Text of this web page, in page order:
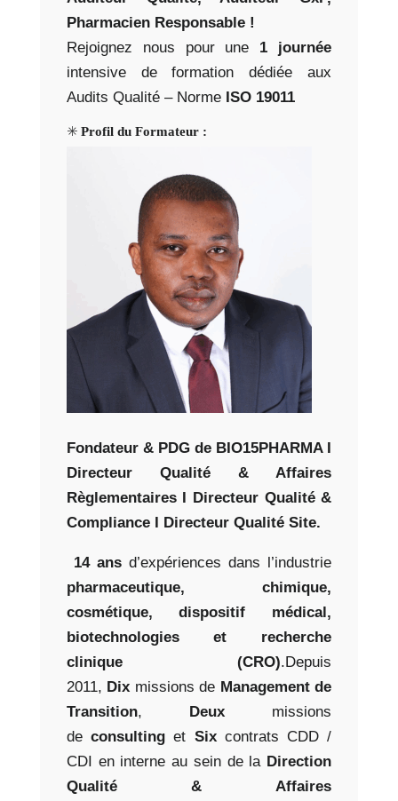
Pharmacien Responsable !
Rejoignez nous pour une 1 journée
intensive de formation dédiée aux
Audits Qualité – Norme ISO 19011
✳️ Profil du Formateur :
Fondateur & PDG de BIO15PHARMA I
Directeur Qualité & Affaires
Règlementaires I Directeur Qualité &
Compliance I Directeur Qualité Site.
14 ansd’expériences dans l’industrie
pharmaceutique, chimique,
cosmétique, dispositif médical,
biotechnologies et recherche
clinique (CRO).Depuis
2011, Dix missions de Management de
Transition, Deux missions
deconsulting et Sixcontrats CDD /
CDI en interne au sein de la Direction
Qualité & Affaires